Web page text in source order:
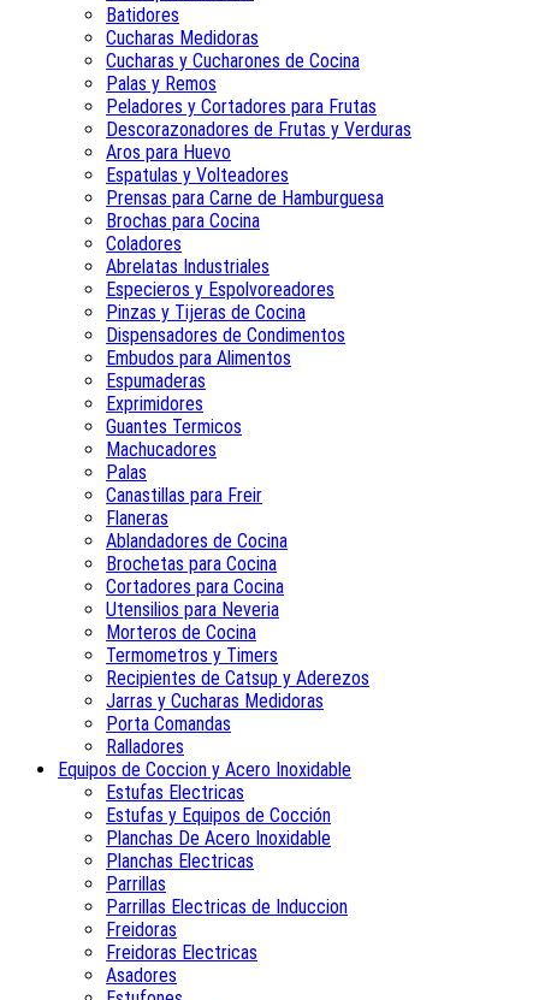
Batidores
Cucharas Medidoras
Cucharas y Cucharones de Cocina
Palas y Remos
Peladores y Cortadores para Frutas
Descorazonadores de Frutas y Verduras
Aros para Huevo
Espatulas y Volteadores
Prensas para Carne de Hamburguesa
Brochas para Cocina
Coladores
Abrelatas Industriales
Especieros y Espolvoreadores
Pinzas y Tijeras de Cocina
Dispensadores de Condimentos
Embudos para Alimentos
Espumaderas
Exprimidores
Guantes Termicos
Machucadores
Palas
Canastillas para Freir
Flaneras
Ablandadores de Cocina
Brochetas para Cocina
Cortadores para Cocina
Utensilios para Neveria
Morteros de Cocina
Termometros y Timers
Recipientes de Catsup y Aderezos
Jarras y Cucharas Medidoras
Porta Comandas
Ralladores
Equipos de Coccion y Acero Inoxidable
Estufas Electricas
Estufas y Equipos de Cocción
Planchas De Acero Inoxidable
Planchas Electricas
Parrillas
Parrillas Electricas de Induccion
Freidoras
Freidoras Electricas
Asadores